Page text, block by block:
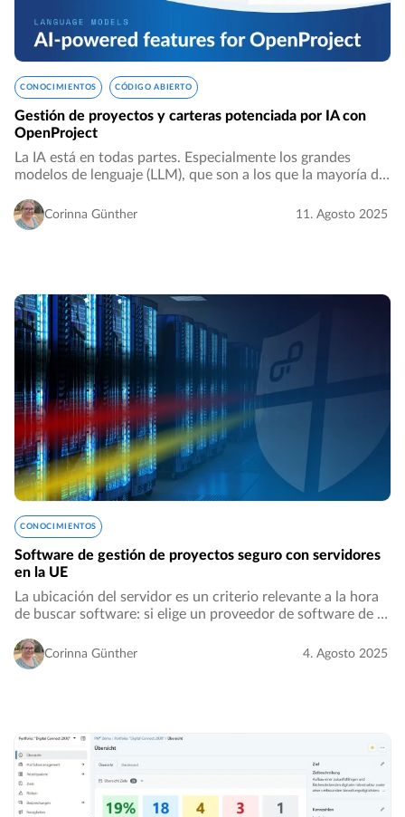
CONOCIMIENTOS CÓDIGO ABIERTO
Gestión de proyectos y carteras potenciada por IA con
OpenProject
La IA está en todas partes. Especialmente los grandes
modelos de lenguaje (LLM), que son a los que la mayoría de
modelos se están convirtiendo en…
Corinna Günther 11. Agosto 2025
CONOCIMIENTOS
Software de gestión de proyectos seguro con servidores
en la UE
La ubicación del servidor es un criterio relevante a la hora
de buscar software: si elige un proveedor de software de la
de datos de la UE (RGPD…
Corinna Günther 4. Agosto 2025